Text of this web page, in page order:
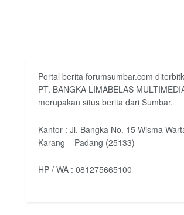
Portal berita forumsumbar.com
PT. BANGKA LIMABELAS
merupakan situs berita dari Sumbar.
Kantor : Jl. Bangka No. 15 Wisma
Karang – Padang (25133)
HP / WA : 081275665100